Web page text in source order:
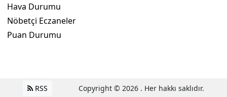
Hava Durumu
Nöbetçi Eczaneler
Puan Durumu
RSS Copyright © 2026 . Her hakkı saklıdır.